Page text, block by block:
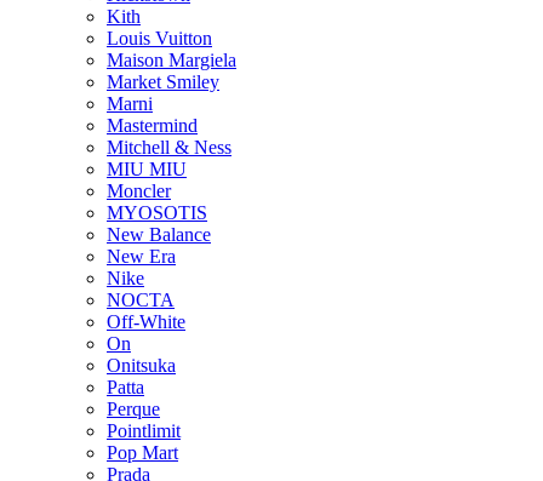
Kith
Louis Vuitton
Maison Margiela
Market Smiley
Marni
Mastermind
Mitchell & Ness
MIU MIU
Moncler
MYOSOTIS
New Balance
New Era
Nike
NOCTA
Off-White
On
Onitsuka
Patta
Perque
Pointlimit
Pop Mart
Prada